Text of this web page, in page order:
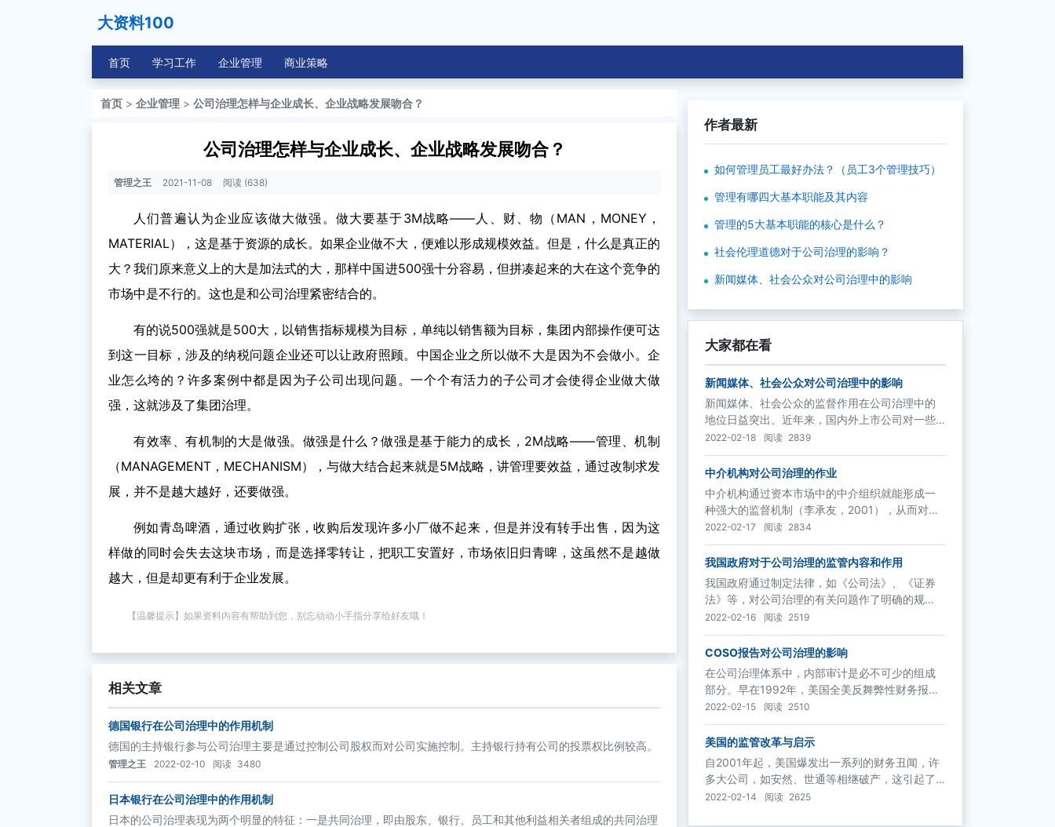
大资料100
首页 学习工作 企业管理 商业策略
首页 > 企业管理 > 公司治理怎样与企业成长、企业战略发展吻合？
公司治理怎样与企业成长、企业战略发展吻合？
管理之王 2021-11-08 阅读 (638)
人们普遍认为企业应该做大做强。做大要基于3M战略——人、财、物（MAN，MONEY，
MATERIAL），这是基于资源的成长。如果企业做不大，便难以形成规模效益。但是，什么是真正的
大？我们原来意义上的大是加法式的大，那样中国进500强十分容易，但拼凑起来的大在这个竞争的
市场中是不行的。这也是和公司治理紧密结合的。
有的说500强就是500大，以销售指标规模为目标，单纯以销售额为目标，集团内部操作便可达
到这一目标，涉及的纳税问题企业还可以让政府照顾。中国企业之所以做不大是因为不会做小。企
业怎么垮的？许多案例中都是因为子公司出现问题。一个个有活力的子公司才会使得企业做大做
强，这就涉及了集团治理。
有效率、有机制的大是做强。做强是什么？做强是基于能力的成长，2M战略——管理、机制
（MANAGEMENT，MECHANISM），与做大结合起来就是5M战略，讲管理要效益，通过改制求发
展，并不是越大越好，还要做强。
例如青岛啤酒，通过收购扩张，收购后发现许多小厂做不起来，但是并没有转手出售，因为这
样做的同时会失去这块市场，而是选择零转让，把职工安置好，市场依旧归青啤，这虽然不是越做
越大，但是却更有利于企业发展。
【温馨提示】如果资料内容有帮助到您，别忘动动小手指分享给好友哦！
相关文章
德国银行在公司治理中的作用机制
德国的主持银行参与公司治理主要是通过控制公司股权而对公司实施控制。主持银行持有公司的投票权比例较高。
管理之王 2022-02-10 阅读 3480
日本银行在公司治理中的作用机制
日本的公司治理表现为两个明显的特征：一是共同治理，即由股东、银行、员工和其他利益相关者组成的共同治理
作者最新
如何管理员工最好办法？（员工3个管理技巧）
管理有哪四大基本职能及其内容
管理的5大基本职能的核心是什么？
社会伦理道德对于公司治理的影响？
新闻媒体、社会公众对公司治理中的影响
大家都在看
新闻媒体、社会公众对公司治理中的影响
新闻媒体、社会公众的监督作用在公司治理中的
地位日益突出。近年来，国内外上市公司对一些
重大违规违法事件的查处，如美国的安然，国内
的银广夏、蓝田股份等，很大程度上就是这两种
力量参与监督的结果。
2022-02-18 阅读 2839
中介机构对公司治理的作业
中介机构通过资本市场中的中介组织就能形成一
种强大的监督机制（李承友，2001），从而对促
进公司治理的完善和保护投资者利益具有重要作
用。
2022-02-17 阅读 2834
我国政府对于公司治理的监管内容和作用
我国政府通过制定法律，如《公司法》、《证券
法》等，对公司治理的有关问题作了明确的规
定，如股东大会、董事会、监事会的职权和运作
方式，公司合并、分立等问题；同时，相关的监
管机构，如证监会也出台了一些重要的法规和准
则，包括《上市公司治理准则》、《关于在上市
公司建立独立董事制度的指导意见》、《上市公
司收购管理办法》等
2022-02-16 阅读 2519
COSO报告对公司治理的影响
在公司治理体系中，内部审计是必不可少的组成
部分。早在1992年，美国全美反舞弊性财务报告
委员会（又称COSO委员会）就发布了《内部控制
——整体框架》（以下称《COSO报告》），以加
强公司内部控制。COSO报告为企事业单位构建起
一个三维立体的全面风险防范体系。它们给企业
以立体、全方位、多层次的内部审计和风险防
范，这对于企业的内部控制和风险管理具有重要
的意义，也为在公司治理框架下加强内部控制提
2022-02-15 阅读 2510
美国的监管改革与启示
自2001年起，美国爆发出一系列的财务丑闻，许
多大公司，如安然、世通等相继破产，这引起了
人们对美国监管法律和制度的质疑。为此，证券
2022-02-14 阅读 2625